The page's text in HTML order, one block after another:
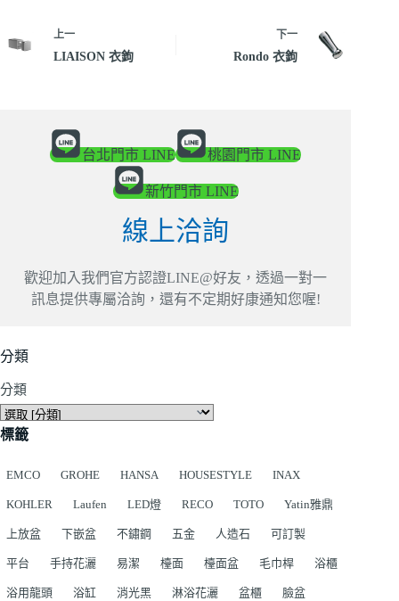
上一
LIAISON 衣鉤
下一
Rondo 衣鉤
台北門市 LINE 桃園門市 LINE
新竹門市 LINE
線上洽詢
歡迎加入我們官方認證LINE@好友，透過一對一
訊息提供專屬洽詢，還有不定期好康通知您喔!
分類
分類
標籤
EMCO GROHE HANSA HOUSESTYLE INAX
KOHLER Laufen LED燈 RECO TOTO Yatin雅鼎
上放盆 下嵌盆 不鏽鋼 五金 人造石 可訂製
平台 手持花灑 易潔 檯面 檯面盆 毛巾桿 浴櫃
浴用龍頭 浴缸 消光黑 淋浴花灑 盆櫃 臉盆